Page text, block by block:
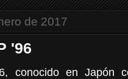
de 2017
'96
conocido en Japón